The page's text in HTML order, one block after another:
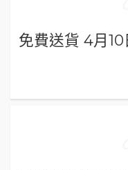
免費送貨 4月10